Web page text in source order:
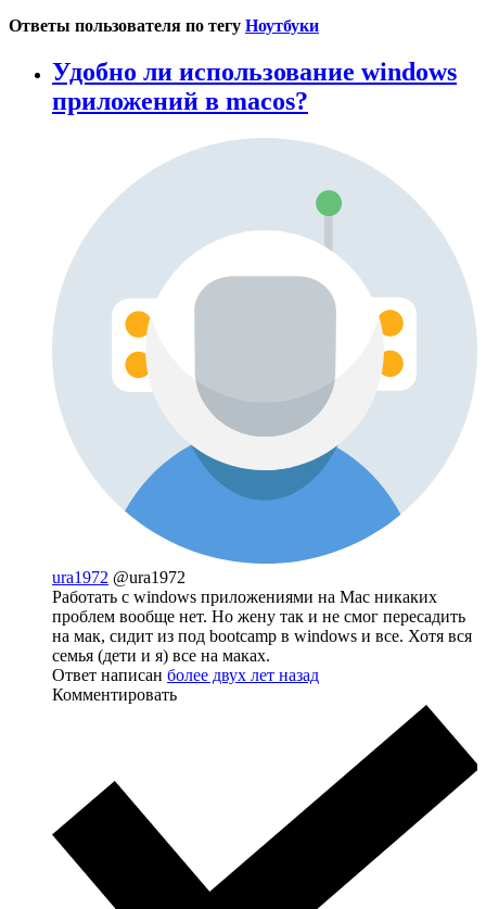
Ответы пользователя по тегу Ноутбуки
Удобно ли использование windows
приложений в macos?
ura1972 @ura1972
Работать с windows приложениями на Mac никаких
проблем вообще нет. Но жену так и не смог пересадить
на мак, сидит из под bootcamp в windows и все. Хотя вся
семья (дети и я) все на маках.
Ответ написан более двух лет назад
Комментировать